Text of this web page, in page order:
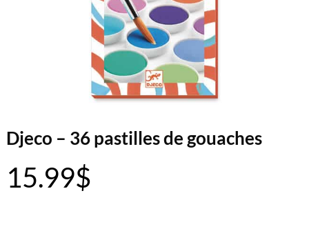
Djeco – 36 pastilles de gouaches
15.99$